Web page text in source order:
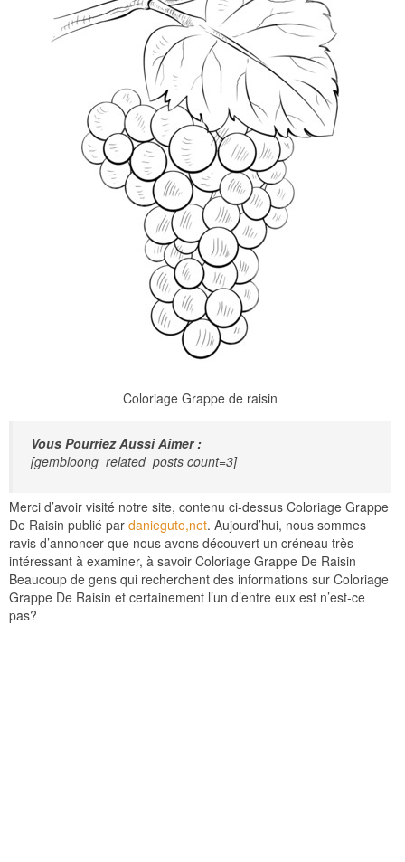
Coloriage Grappe de raisin
Vous Pourriez Aussi Aimer :
[gembloong_related_posts count=3]
Merci d’avoir visité notre site, contenu ci-dessus Coloriage Grappe
De Raisin publié par danieguto,net. Aujourd’hui, nous sommes
ravis d’annoncer que nous avons découvert un créneau très
intéressant à examiner, à savoir Coloriage Grappe De Raisin
Beaucoup de gens qui recherchent des informations sur Coloriage
Grappe De Raisin et certainement l’un d’entre eux est n’est-ce
pas?